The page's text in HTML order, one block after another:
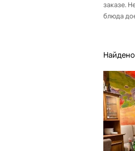
заказе.
блюда